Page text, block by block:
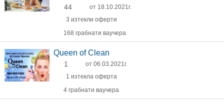
44
от 18.10.2021г.
3 изтекли оферти
168 грабнати ваучера
Queen of Clean
1
от 06.03.2021г.
1 изтекла оферта
4 грабнати ваучера